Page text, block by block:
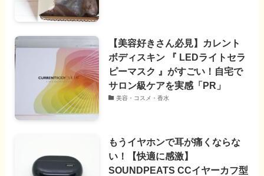
【美容好きさん必見】カレント
ボディスキン 『 LEDライトセラ
ピーマスク 』がすごい！自宅で
サロン級ケアを実感「PR」
美容・コスメ・香水
もうイヤホンで耳が痛くならな
い！【快適に感激】
SOUNDPEATS CCイヤーカフ型